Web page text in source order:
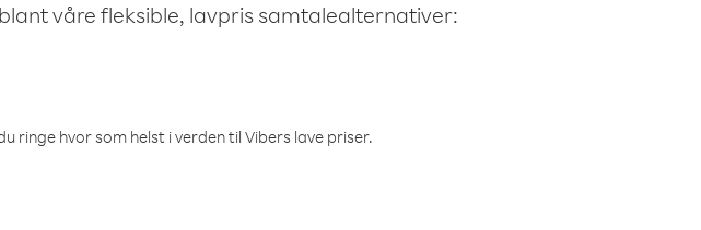
våre fleksible, lavpris samtalealternativer:
ringe hvor som helst i verden til Vibers lave priser.